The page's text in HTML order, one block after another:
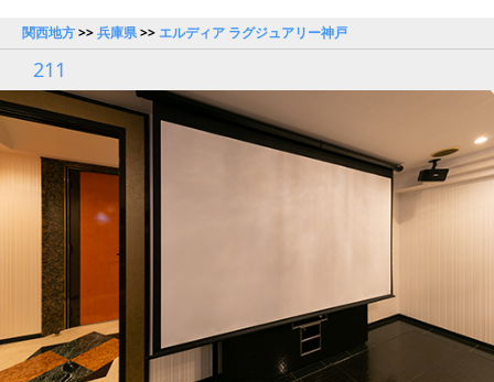
関西地方>>兵庫県>> エルディア ラグジュアリー神戸
211